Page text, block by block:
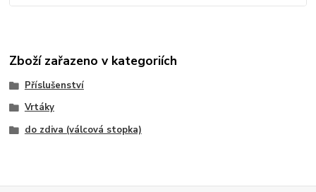
Zboží zařazeno v kategoriích
Příslušenství
Vrtáky
do zdiva (válcová stopka)